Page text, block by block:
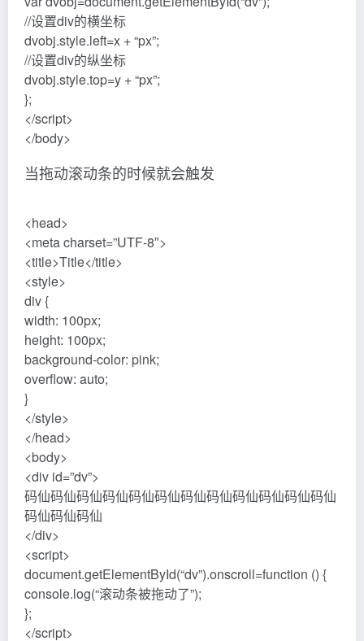
//设置div的横坐标
dvobj.style.left=x + “px”;
//设置div的纵坐标
dvobj.style.top=y + “px”;
};
</script>
</body>
当拖动滚动条的时候就会触发
<head>
<meta charset=”UTF-8″>
<title>Title</title>
<style>
div {
width: 100px;
height: 100px;
background-color: pink;
overflow: auto;
}
</style>
</head>
<body>
<div id=”dv”>
码仙码仙码仙码仙码仙码仙码仙码仙码仙码仙码仙码仙
码仙码仙码仙
</div>
<script>
document.getElementById(“dv”).onscroll=function () {
console.log(“滚动条被拖动了”);
};
</script>